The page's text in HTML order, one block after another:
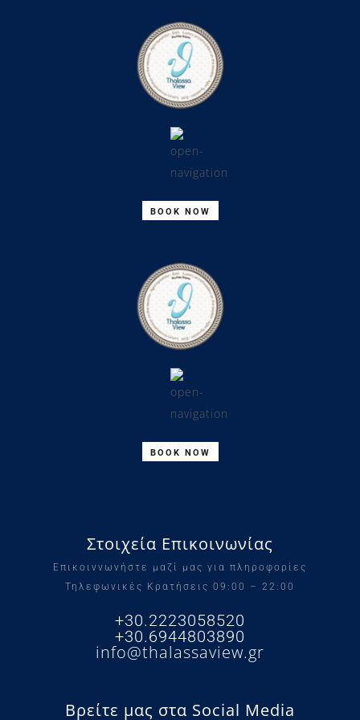
BOOK NOW
BOOK NOW
Στοιχεία Επικοινωνίας
Επικοιννωνήστε μαζί μας για πληροφορίες
Τηλεφωνικές Κρατήσεις 09:00 – 22:00
+30.2223058520
+30.6944803890
info@thalassaview.gr
Βρείτε μας στα Social Media